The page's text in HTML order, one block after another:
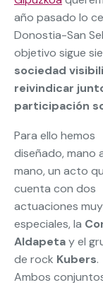
año pasado lo
Donostia-San
objetivo sigue
sociedad
reivindicar
participación
Para ello hemos
diseñado, mano
mano, un acto
cuenta con dos
actuaciones muy
especiales, la
Aldapetay el
de rock Kubers.
Ambos